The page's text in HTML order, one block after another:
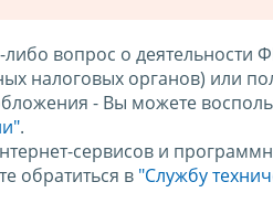
вопрос о деятельности
налоговых органов) или
- Вы можете
.
сервисов и
обратиться в "Службу